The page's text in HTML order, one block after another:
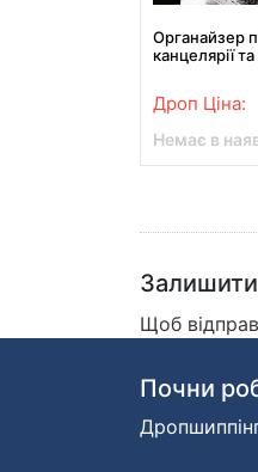
Органайзер
канцелярії
Дроп Ціна:
Немає в
Залишити
Щоб
Почни